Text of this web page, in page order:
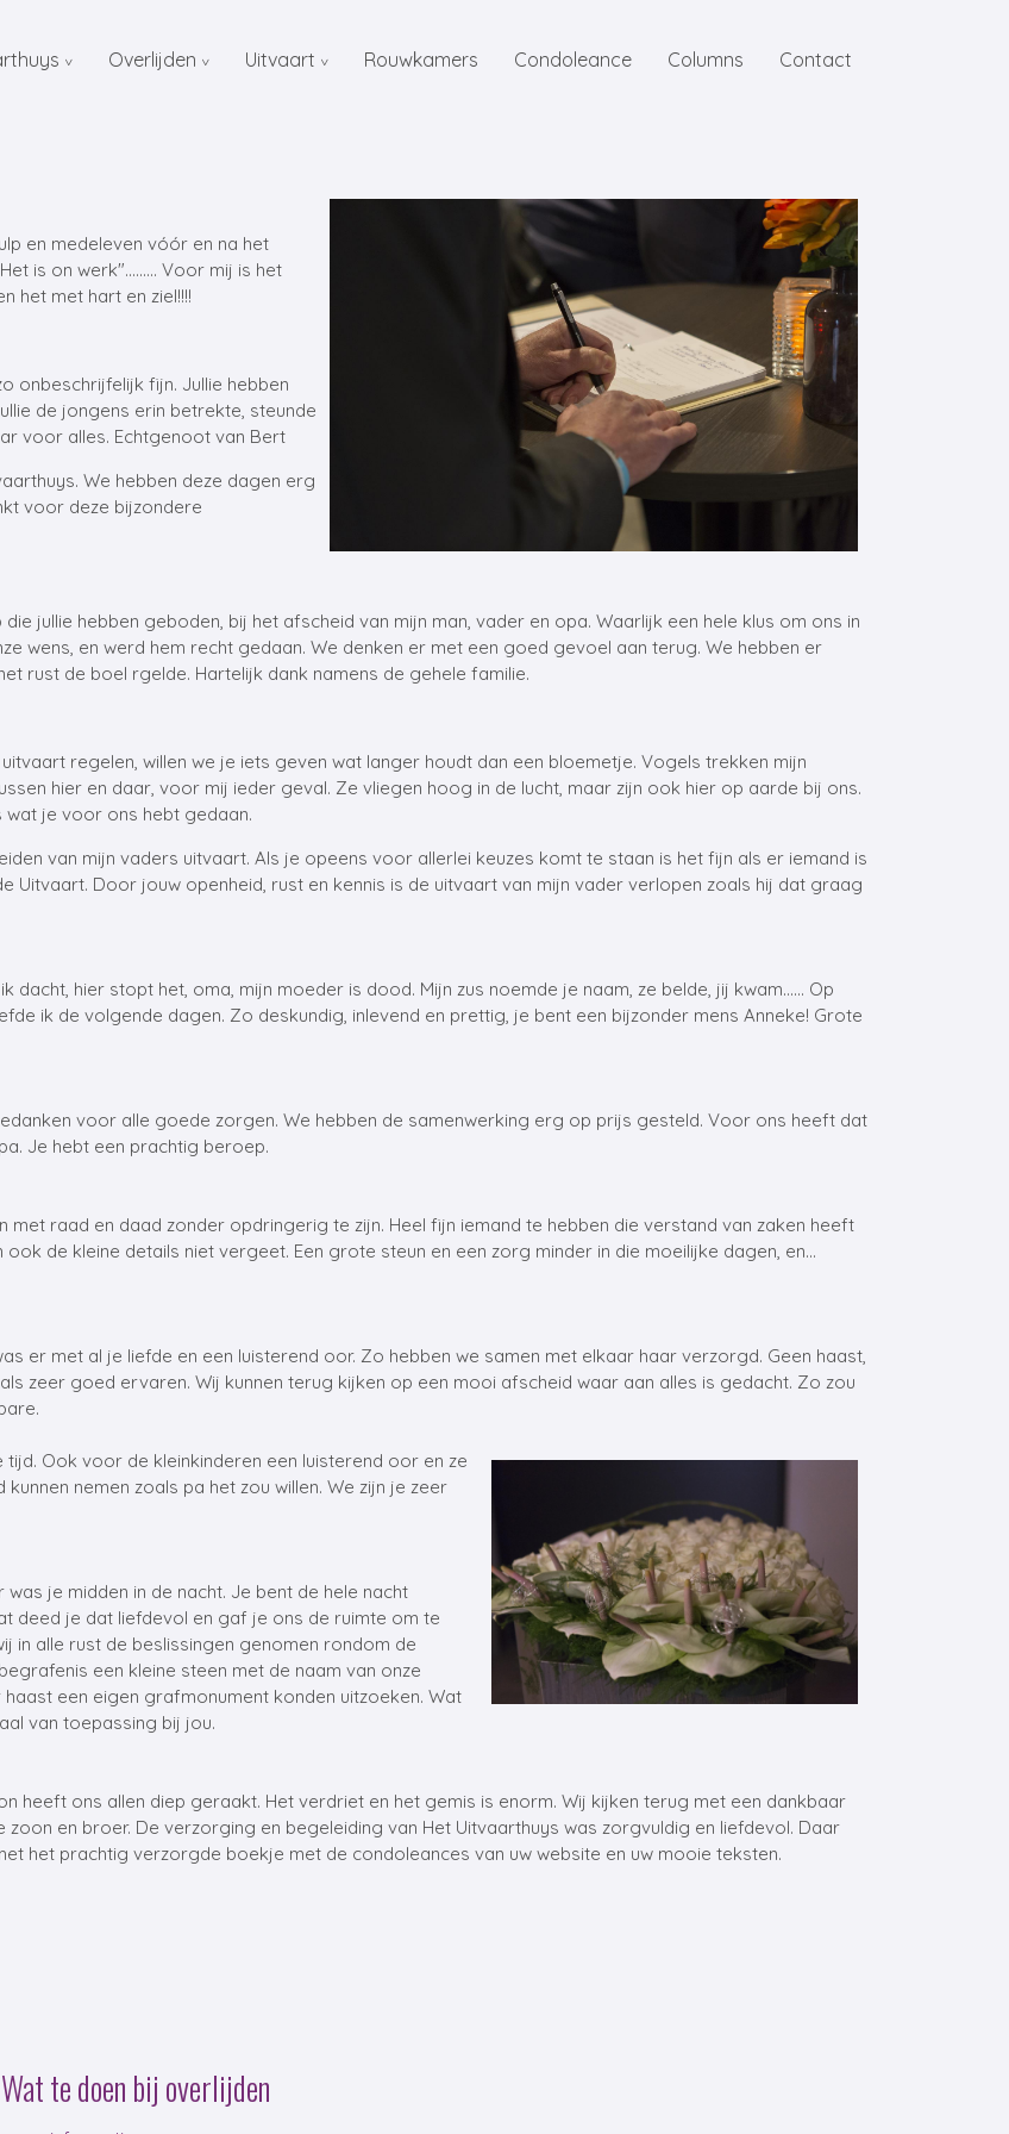
Overlijden Uitvaart Rouwkamers Condoleance Columns Contact
en medeleven vóór en na het
is on werk"......... Voor mij is het
het met hart en ziel!!!!
onbeschrijfelijk fijn. Jullie hebben
de jongens erin betrekte, steunde
voor alles. Echtgenoot van Bert
We hebben deze dagen erg
voor deze bijzondere
jullie hebben geboden, bij het afscheid van mijn man, vader en opa. Waarlijk een hele klus om ons in
wens, en werd hem recht gedaan. We denken er met een goed gevoel aan terug. We hebben er
rust de boel rgelde. Hartelijk dank namens de gehele familie.
regelen, willen we je iets geven wat langer houdt dan een bloemetje. Vogels trekken mijn
hier en daar, voor mij ieder geval. Ze vliegen hoog in de lucht, maar zijn ook hier op aarde bij ons.
je voor ons hebt gedaan.
van mijn vaders uitvaart. Als je opeens voor allerlei keuzes komt te staan is het fijn als er iemand is
Uitvaart. Door jouw openheid, rust en kennis is de uitvaart van mijn vader verlopen zoals hij dat graag
dacht, hier stopt het, oma, mijn moeder is dood. Mijn zus noemde je naam, ze belde, jij kwam…… Op
ik de volgende dagen. Zo deskundig, inlevend en prettig, je bent een bijzonder mens Anneke! Grote
voor alle goede zorgen. We hebben de samenwerking erg op prijs gesteld. Voor ons heeft dat
Je hebt een prachtig beroep.
met raad en daad zonder opdringerig te zijn. Heel fijn iemand te hebben die verstand van zaken heeft
de kleine details niet vergeet. Een grote steun en een zorg minder in die moeilijke dagen, en…
er met al je liefde en een luisterend oor. Zo hebben we samen met elkaar haar verzorgd. Geen haast,
zeer goed ervaren. Wij kunnen terug kijken op een mooi afscheid waar aan alles is gedacht. Zo zou
Ook voor de kleinkinderen een luisterend oor en ze
nemen zoals pa het zou willen. We zijn je zeer
was je midden in de nacht. Je bent de hele nacht
deed je dat liefdevol en gaf je ons de ruimte om te
in alle rust de beslissingen genomen rondom de
een kleine steen met de naam van onze
een eigen grafmonument konden uitzoeken. Wat
van toepassing bij jou.
heeft ons allen diep geraakt. Het verdriet en het gemis is enorm. Wij kijken terug met een dankbaar
en broer. De verzorging en begeleiding van Het Uitvaarthuys was zorgvuldig en liefdevol. Daar
het prachtig verzorgde boekje met de condoleances van uw website en uw mooie teksten.
Wat te doen bij overlijden